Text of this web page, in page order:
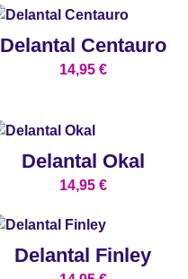
Delantal Centauro
14,95 €
Delantal Okal
14,95 €
Delantal Finley